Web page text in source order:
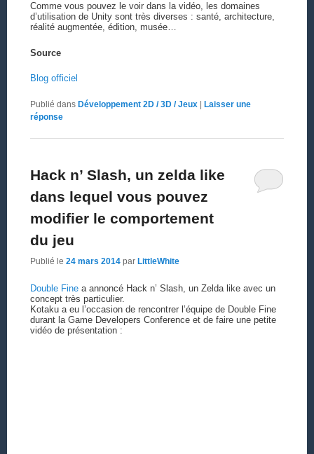
Comme vous pouvez le voir dans la vidéo, les domaines
d’utilisation de Unity sont très diverses : santé, architecture,
réalité augmentée, édition, musée…
Source
Blog officiel
Publié dans Développement 2D / 3D / Jeux | Laisser une
réponse
Hack n’ Slash, un zelda like
dans lequel vous pouvez
modifier le comportement
du jeu
Publié le 24 mars 2014 par LittleWhite
Double Finea annoncé Hack n’ Slash, un Zelda like avec un
concept très particulier.
Kotaku a eu l’occasion de rencontrer l’équipe de Double Fine
durant la Game Developers Conference et de faire une petite
vidéo de présentation :